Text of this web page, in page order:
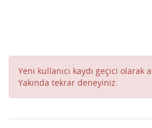
Yeni kullanıcı kaydı geçici olarak
Yakında tekrar deneyiniz.